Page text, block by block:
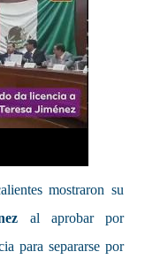
mostraron su
al aprobar por
para separarse por